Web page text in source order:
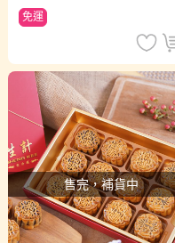
免運
售完，補貨中